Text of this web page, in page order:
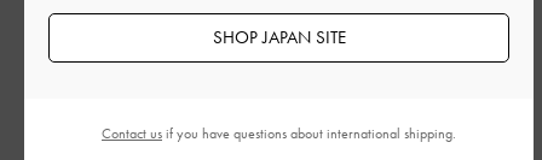
とてもよかった
SHOP JAPAN SITE
Contact usif you have questions about international shipping.